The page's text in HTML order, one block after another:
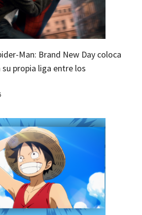
Man: Brand New Day coloca
su propia liga entre los